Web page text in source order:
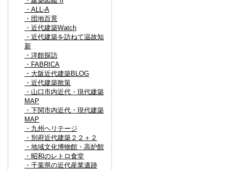
・ALL-A
・団地百景
・近代建築Watch
・近代建築を訪ねて温故知
新
・洋館探訪
・FABRICA
・大阪近代建築BLOG
・近代建築散策
・山口市内近代・現代建築
MAP
・下関市内近代・現代建築
MAP
・九州ヘリテージ
・別府近代建築２２＋２
・地域文化博物館・高炉館
・昭和のレトロ食堂
・千葉県の近代産業遺跡